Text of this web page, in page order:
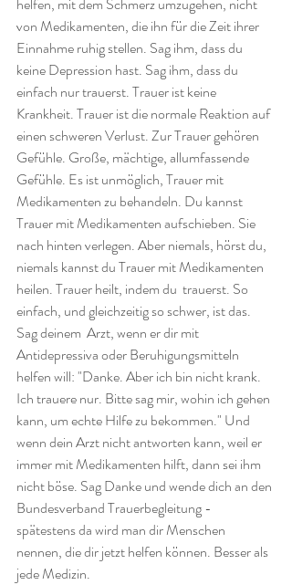
von Medikamenten, die ihn für die Zeit ihrer
Einnahme ruhig stellen. Sag ihm, dass du
keine Depression hast. Sag ihm, dass du
einfach nur trauerst. Trauer ist keine
Krankheit. Trauer ist die normale Reaktion auf
einen schweren Verlust. Zur Trauer gehören
Gefühle. Große, mächtige, allumfassende
Gefühle. Es ist unmöglich, Trauer mit
Medikamenten zu behandeln. Du kannst
Trauer mit Medikamenten aufschieben. Sie
nach hinten verlegen. Aber niemals, hörst du,
niemals kannst du Trauer mit Medikamenten
heilen. Trauer heilt, indem du  trauerst. So
einfach, und gleichzeitig so schwer, ist das.
Sag deinem  Arzt, wenn er dir mit
Antidepressiva oder Beruhigungsmitteln
helfen will: "Danke. Aber ich bin nicht krank.
Ich trauere nur. Bitte sag mir, wohin ich gehen
kann, um echte Hilfe zu bekommen." Und
wenn dein Arzt nicht antworten kann, weil er
immer mit Medikamenten hilft, dann sei ihm
nicht böse. Sag Danke und wende dich an den
Bundesverband Trauerbegleitung -
spätestens da wird man dir Menschen
nennen, die dir jetzt helfen können. Besser als
jede Medizin.